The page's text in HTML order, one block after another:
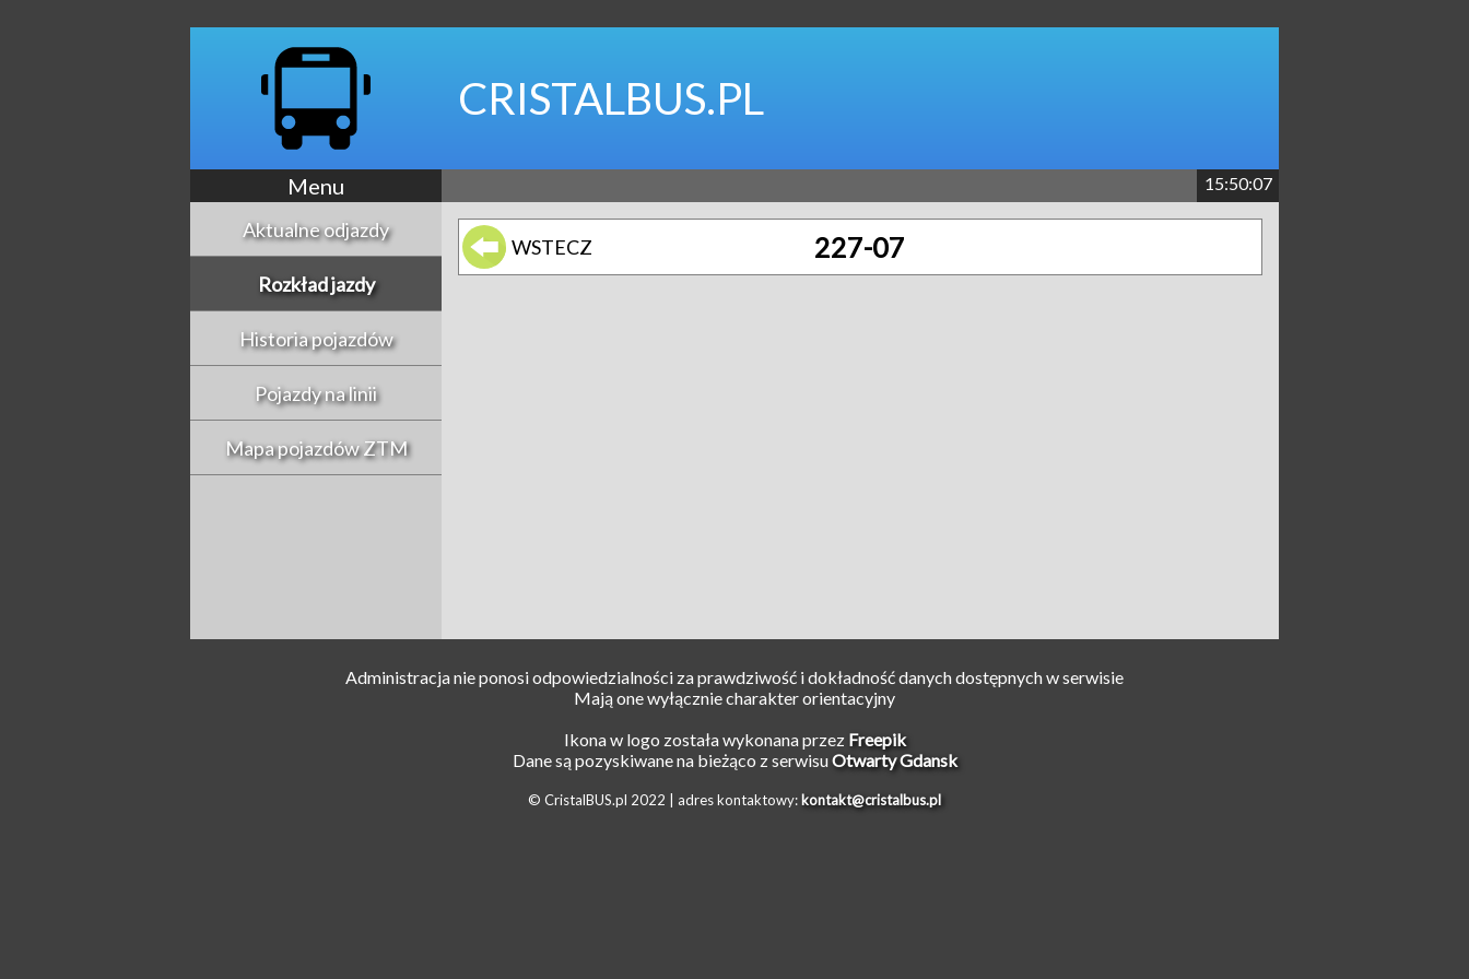
CRISTALBUS.PL
Menu 15:50:07
Aktualne odjazdy
Rozkład jazdy
Historia pojazdów
Pojazdy na linii
Mapa pojazdów ZTM
WSTECZ 227-07
Administracja nie ponosi odpowiedzialności za prawdziwość i dokładność danych dostępnych w serwisie
Mają one wyłącznie charakter orientacyjny
Ikona w logo została wykonana przez Freepik
Dane są pozyskiwane na bieżąco z serwisuOtwarty Gdansk
© CristalBUS.pl 2022 | adres kontaktowy: kontakt@cristalbus.pl